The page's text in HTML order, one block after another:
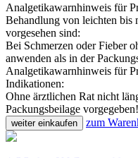
Analgetikawarnhinweis für
Behandlung von leichten bis
vorgesehen sind:
Bei Schmerzen oder Fieber
anwenden als in der
Analgetikawarnhinweis für
Indikationen:
Ohne ärztlichen Rat nicht
Packungsbeilage vorgegeben!
weiter einkaufen zum